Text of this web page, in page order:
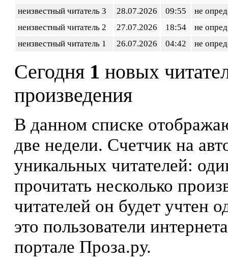
неизвестный читатель 3
28.07.2026 09:55
не
неизвестный читатель 2
27.07.2026 18:54
не
неизвестный читатель 1
26.07.2026 04:42 не
Сегодня 1 новых
произведения
В данном списке
две недели. Счетчик на
уникальных читателей:
прочитать несколько
читателей он будет учтен
это пользователи
портале Проза.ру.